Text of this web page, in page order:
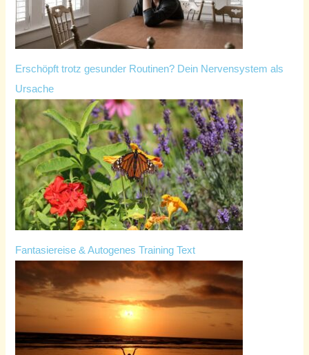
Erschöpft trotz gesunder Routinen? Dein Nervensystem als
Ursache
Fantasiereise & Autogenes Training Text